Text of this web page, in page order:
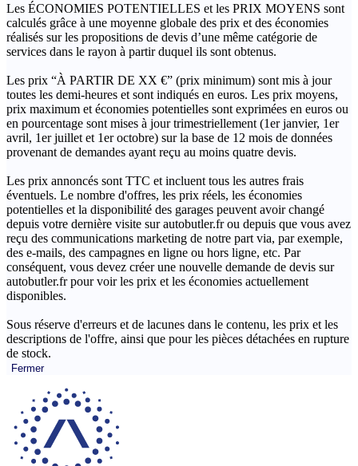
Les ÉCONOMIES POTENTIELLES et les PRIX MOYENS sont
calculés grâce à une moyenne globale des prix et des économies
réalisés sur les propositions de devis d’une même catégorie de
services dans le rayon à partir duquel ils sont obtenus.
Les prix “À PARTIR DE XX €” (prix minimum) sont mis à jour
toutes les demi-heures et sont indiqués en euros. Les prix moyens,
prix maximum et économies potentielles sont exprimées en euros ou
en pourcentage sont mises à jour trimestriellement (1er janvier, 1er
avril, 1er juillet et 1er octobre) sur la base de 12 mois de données
provenant de demandes ayant reçu au moins quatre devis.
Les prix annoncés sont TTC et incluent tous les autres frais
éventuels. Le nombre d'offres, les prix réels, les économies
potentielles et la disponibilité des garages peuvent avoir changé
depuis votre dernière visite sur autobutler.fr ou depuis que vous avez
reçu des communications marketing de notre part via, par exemple,
des e-mails, des campagnes en ligne ou hors ligne, etc. Par
conséquent, vous devez créer une nouvelle demande de devis sur
autobutler.fr pour voir les prix et les économies actuellement
disponibles.
Sous réserve d'erreurs et de lacunes dans le contenu, les prix et les
descriptions de l'offre, ainsi que pour les pièces détachées en rupture
de stock.
Fermer